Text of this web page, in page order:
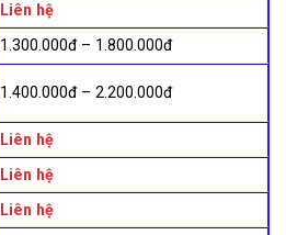
Liên hệ
1.300.000đ – 1.800.000đ
1.400.000đ – 2.200.000đ
Liên hệ
Liên hệ
Liên hệ